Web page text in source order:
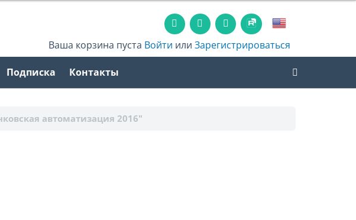
Ваша корзина пуста Войти илиЗарегистрироваться
Подписка Контакты
автоматизация 2016"